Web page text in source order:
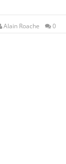
Alain Roache 0